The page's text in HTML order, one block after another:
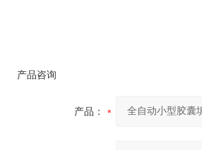
产品咨询
产品：